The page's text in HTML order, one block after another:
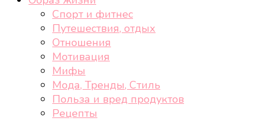
Спорт и фитнес
Путешествия, отдых
Отношения
Мотивация
Мифы
Мода, Тренды, Стиль
Польза и вред продуктов
Рецепты